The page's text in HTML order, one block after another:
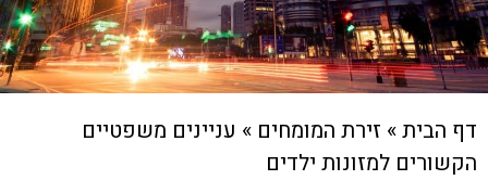
דף הבית» זירת המומחים » עניינים משפטיים
הקשורים למזונות ילדים